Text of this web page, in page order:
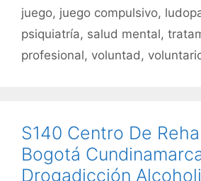
juego, juego compulsivo,
psiquiatría, salud mental,
profesional, voluntad,
S140 Centro De
Bogotá
Drogadicción